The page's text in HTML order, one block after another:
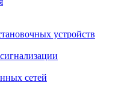
устройств
сетей